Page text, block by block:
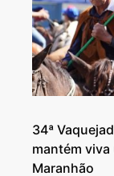
34ª
mantém
Maranhão